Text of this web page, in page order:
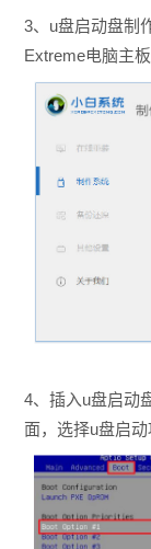
3、u盘启动盘制
Extreme电脑主
4、插入u盘启动
面，选择u盘启动